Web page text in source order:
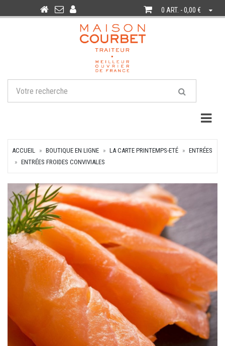
0 ART. - 0,00 €
ACCUEIL BOUTIQUE EN LIGNE LA CARTE PRINTEMPS-ETÉ
ENTRÉES
ENTRÉES FROIDES CONVIVIALES